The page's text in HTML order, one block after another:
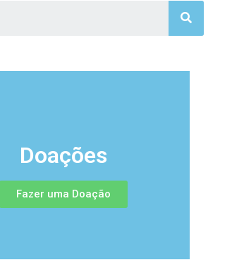
Doações
Fazer uma Doação